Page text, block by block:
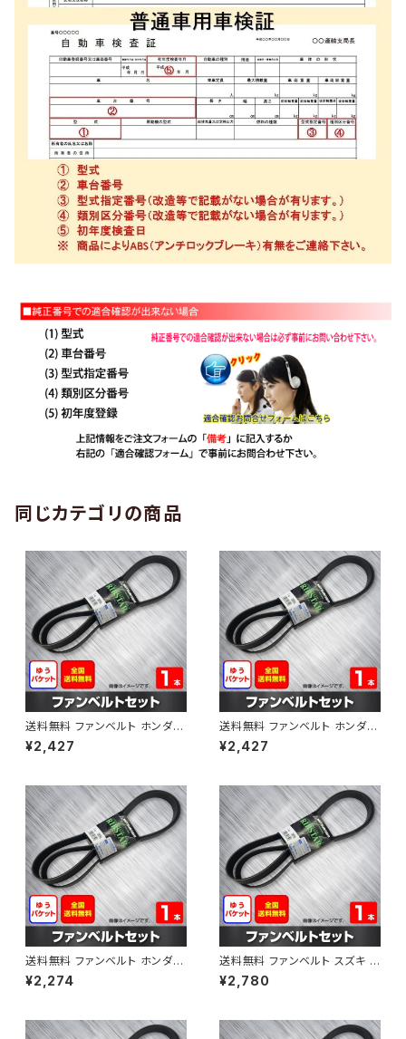
同じカテゴリの商品
送料無料 ファンベルト ホンダ
ゼスト 型式JE1 H18.03～H24.
11 （国内トップメーカー） 1本 H
¥2,427
送料無料 ファンベルト ホンダ ラ
イフ 型式JB6 H15.09～H20.1
1 （国内トップメーカー） 1本 HA
¥2,427
送料無料 ファンベルト ホンダ フ
ィット 型式GE6 H19.10～H25.
09 （国内トップメーカー） 1本 H
¥2,274
送料無料 ファンベルト スズキ ス
ペーシア 型式MK32S H25.03
～H30.02 （国内トップメーカ
¥2,780